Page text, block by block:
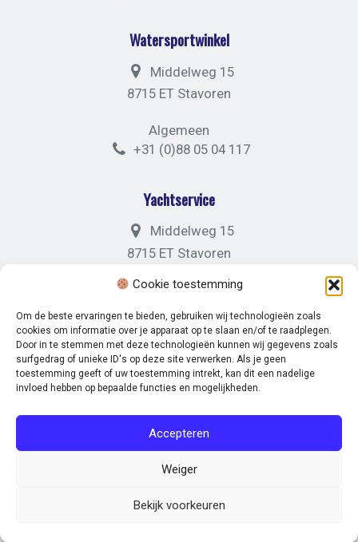
Cookie toestemming
Om de beste ervaringen te bieden, gebruiken wij technologieën zoals
cookies om informatie over je apparaat op te slaan en/of te raadplegen.
Door in te stemmen met deze technologieën kunnen wij gegevens zoals
surfgedrag of unieke ID's op deze site verwerken. Als je geen
toestemming geeft of uw toestemming intrekt, kan dit een nadelige
invloed hebben op bepaalde functies en mogelijkheden.
Accepteren
Weiger
Bekijk voorkeuren
Watersportwinkel
Middelweg 15
8715 ET Stavoren
Algemeen
+31 (0)88 05 04 117
Yachtservice
Middelweg 15
8715 ET Stavoren
Algemeen
+31 (0)88 05 04 121
© 2026 Marina Stavoren. -Disclaimer-Privacybeleid
Volg ons op: